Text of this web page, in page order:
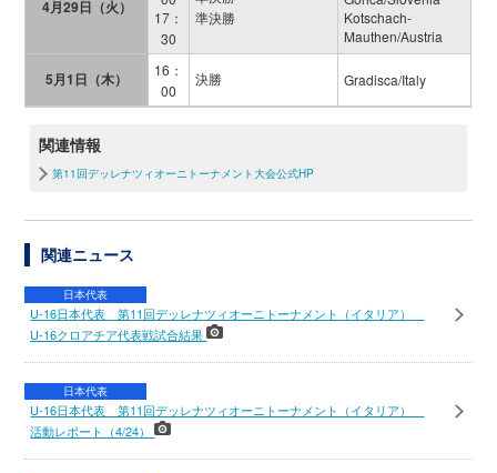
4月29日（火）
17：
30
準決勝
Kotschach-
Mauthen/Austria
5月1日（木）
16：
00
決勝 Gradisca/Italy
関連情報
第11回デッレナツィオーニトーナメント大会公式HP
関連ニュース
日本代表
U-16日本代表 第11回デッレナツィオーニトーナメント（イタリア）
U-16クロアチア代表戦試合結果
日本代表
U-16日本代表 第11回デッレナツィオーニトーナメント（イタリア）
活動レポート（4/24）